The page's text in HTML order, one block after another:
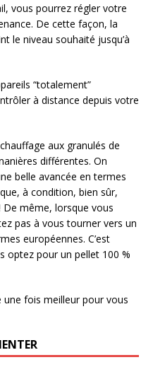
vous pourrez régler votre
De cette façon, la
le niveau souhaité jusqu’à
“totalement”
à distance depuis votre
aux granulés de
différentes. On
belle avancée en termes
à condition, bien sûr,
De même, lorsque vous
pas à vous tourner vers un
européennes. C’est
optez pour un pellet 100 %
une fois meilleur pour vous